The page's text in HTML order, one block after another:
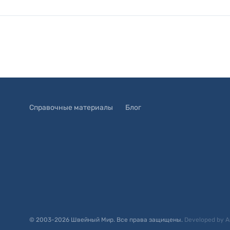
Справочные материалы Блог
© 2003-2026 Швейный Мир. Все права защищены. Developed by